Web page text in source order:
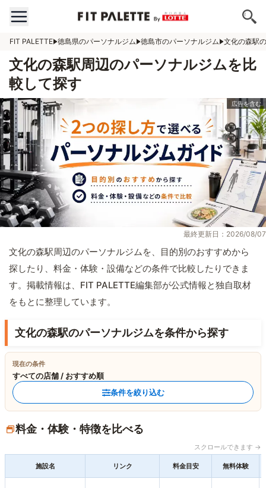
FIT PALETTE 徳島県のパーソナルジム 徳島市のパーソナルジム 文化の森駅
文化の森駅周辺のパーソナルジムを比
較して探す
最終更新日：2026/08/07
文化の森駅周辺のパーソナルジムを、目的別のおすすめから
探したり、料金・体験・設備などの条件で比較したりできま
す。掲載情報は、FIT PALETTE編集部が公式情報と独自取材
をもとに整理しています。
文化の森駅のパーソナルジムを条件から探す
現在の条件
すべての店舗 / おすすめ順
条件を絞り込む
料金・体験・特徴を比べる
スクロールできます →
施設名 リンク 料金目安 無料体験